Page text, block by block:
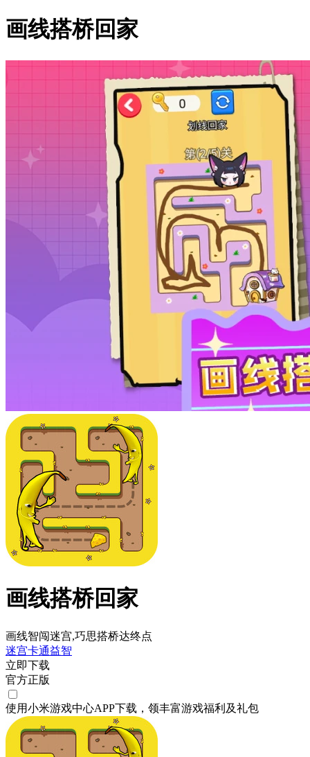
画线搭桥回家
画线搭桥回家
画线智闯迷宫,巧思搭桥达终点
迷宫卡通益智
立即下载
官方正版
使用小米游戏中心APP下载 ，领丰富游戏福利 及礼包